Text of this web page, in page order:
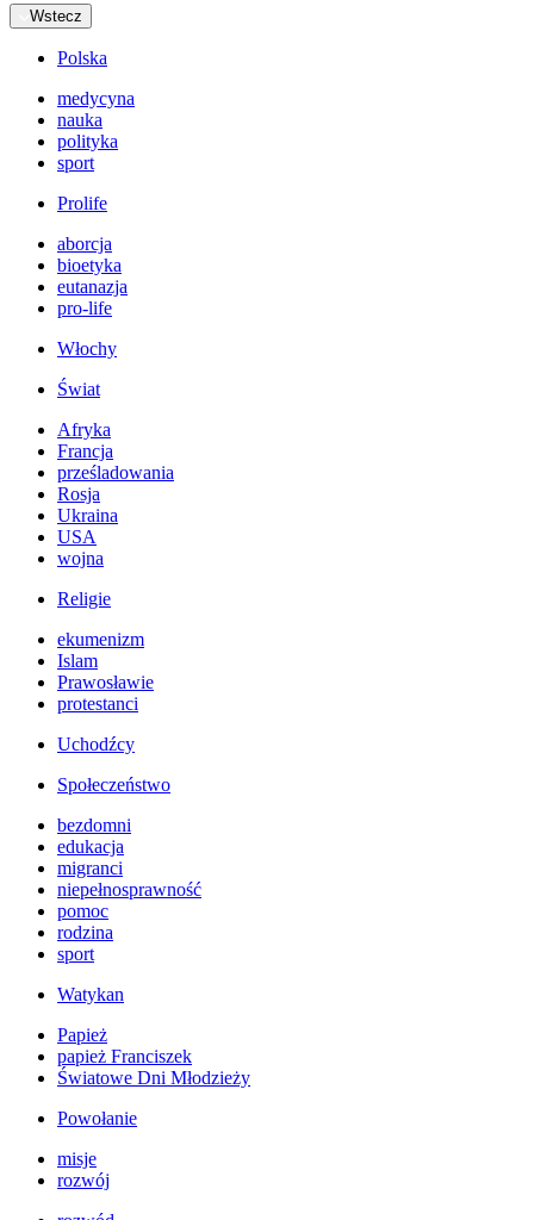
Wstecz
Polska
medycyna
nauka
polityka
sport
Prolife
aborcja
bioetyka
eutanazja
pro-life
Włochy
Świat
Afryka
Francja
prześladowania
Rosja
Ukraina
USA
wojna
Religie
ekumenizm
Islam
Prawosławie
protestanci
Uchodźcy
Społeczeństwo
bezdomni
edukacja
migranci
niepełnosprawność
pomoc
rodzina
sport
Watykan
Papież
papież Franciszek
Światowe Dni Młodzieży
Powołanie
misje
rozwój